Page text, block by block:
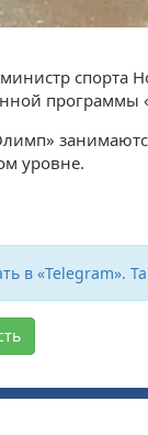
программы
уровне.
в